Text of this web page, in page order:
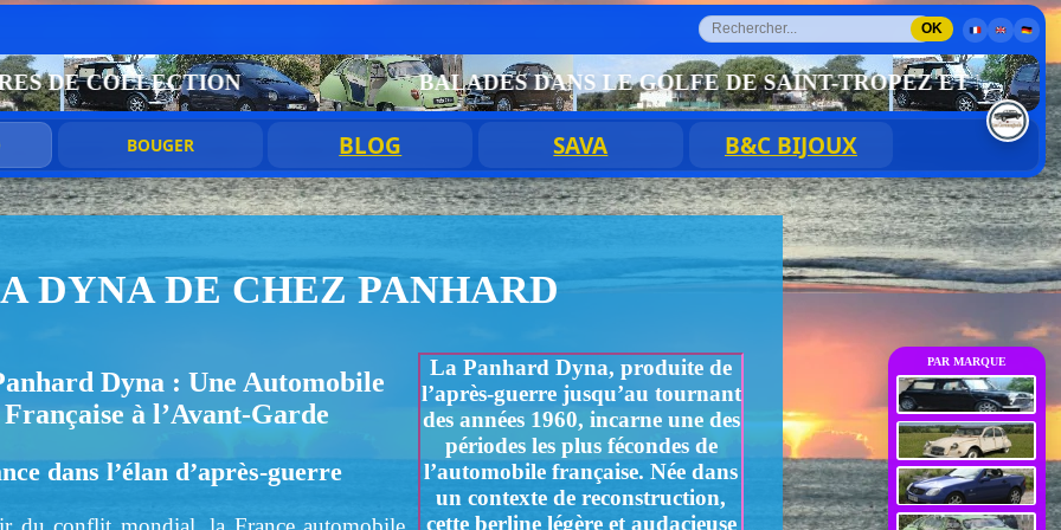
OK
BALADES DANS LE GOLFE DE SAINT-TROPEZ ET NOS VOITURES DE
BOUGER BLOG SAVA B&C BIJOUX
PAR MARQUE
DYNA DE CHEZ PANHARD
La Panhard Dyna, produite de
l’après-guerre jusqu’au tournant
des années 1960, incarne une des
périodes les plus fécondes de
l’automobile française. Née dans
un contexte de reconstruction,
cette berline légère et audacieuse
Dyna : Une Automobile
Française à l’Avant-Garde
dans l’élan d’après-guerre